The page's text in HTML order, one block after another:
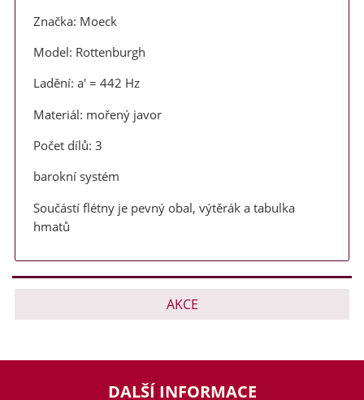
Značka: Moeck
Model: Rottenburgh
Ladění: a' = 442 Hz
Materiál: mořený javor
Počet dílů: 3
barokní systém
Součástí flétny je pevný obal, výtěrák a tabulka
hmatů
AKCE
DALŠÍ INFORMACE